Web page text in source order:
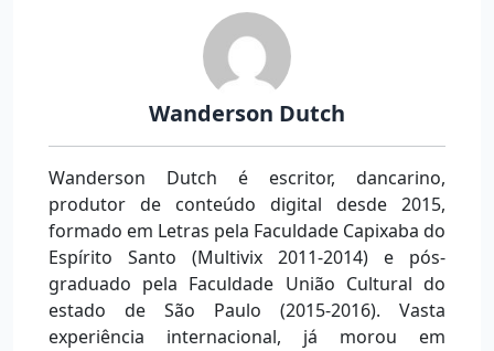
Wanderson Dutch
Wanderson Dutch é escritor, dancarino,
produtor de conteúdo digital desde 2015,
formado em Letras pela Faculdade Capixaba do
Espírito Santo (Multivix 2011-2014) e pós-
graduado pela Faculdade União Cultural do
estado de São Paulo (2015-2016). Vasta
experiência internacional, já morou em